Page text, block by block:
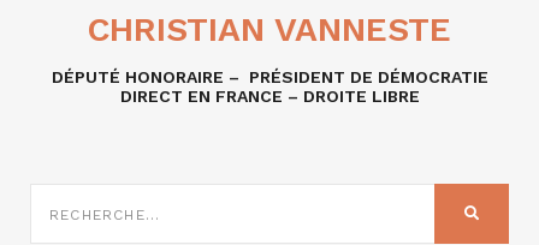
CHRISTIAN VANNESTE
DÉPUTÉ HONORAIRE – PRÉSIDENT DE DÉMOCRATIE
DIRECT EN FRANCE – DROITE LIBRE
SUR